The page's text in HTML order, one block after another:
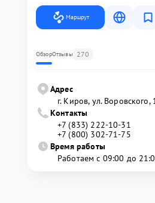
Маршрут
ОбзорОтзывы 270
Адрес
г. Киров, ул. Воровского,
Контакты
+7 (833) 222-10-31
+7 (800) 302-71-75
Время работы
Работаем с 09:00 до